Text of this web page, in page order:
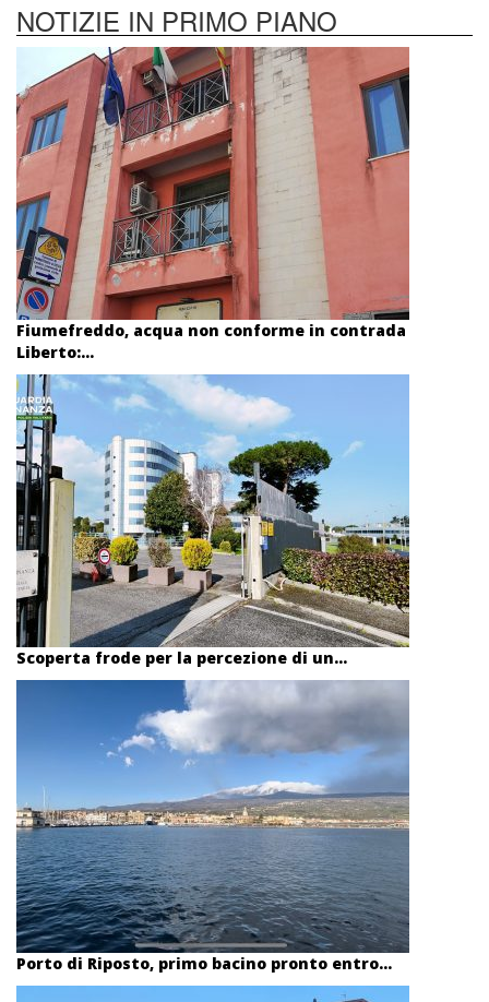
NOTIZIE IN PRIMO PIANO
Fiumefreddo, acqua non conforme in contrada
Liberto:...
Scoperta frode per la percezione di un...
Porto di Riposto, primo bacino pronto entro...